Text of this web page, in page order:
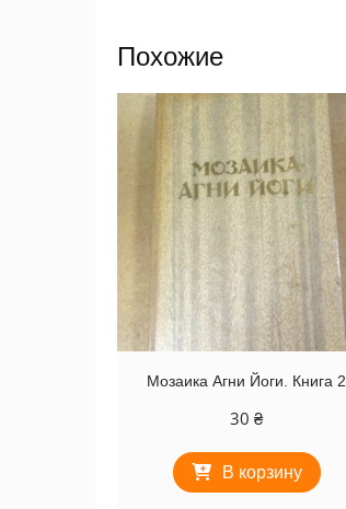
Похожие
Мозаика Агни Йоги. Книга 2
30₴
В корзину